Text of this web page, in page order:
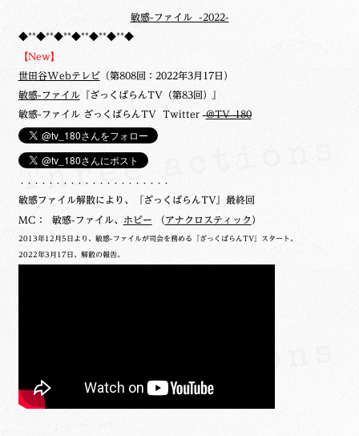
敏感-ファイル -2022-
◆**◆**◆**◆**◆**◆**◆
【New】
世田谷Webテレビ（第808回：2022年3月17日）
敏感-ファイル『ざっくばらんTV（第83回）』
敏感-ファイル ざっくばらんTV Twitter @TV_180
・・・・・・・・・・・・・・・・・・・・・
敏感ファイル解散により、『ざっくばらんTV』最終回
MC： 敏感-ファイル、 ホビー （ アナクロスティック ）
2013年12月5日より、敏感-ファイルが司会を務める『ざっくばらんTV』スタート。
2022年3月17日、解散の報告。